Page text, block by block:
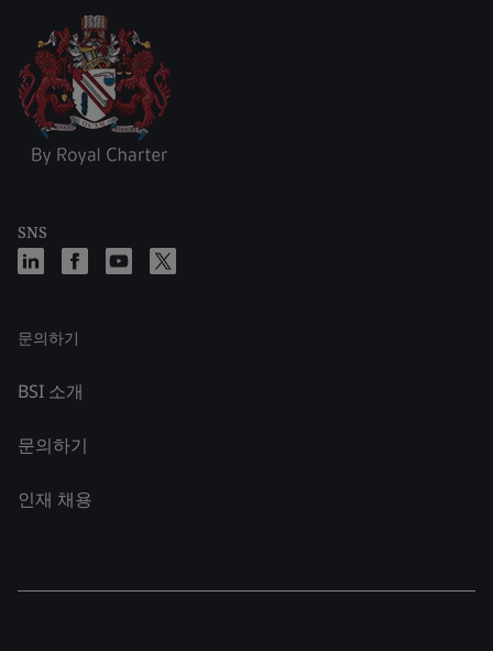
SNS
문의하기
BSI 소개
문의하기
인재 채용